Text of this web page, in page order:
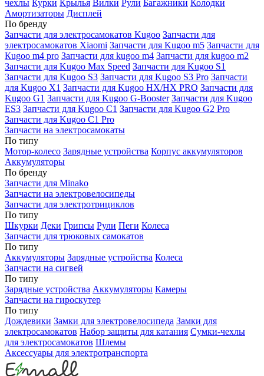
чехлы Курки Крылья Вилки Рули Багажники Колодки
Амортизаторы Дисплей
По бренду
Запчасти для электросамокатов Kugoo Запчасти для
электросамокатов Xiaomi Запчасти для Kugoo m5 Запчасти для
Кugoo m4 pro Запчасти для kugoo m4 Запчасти для kugoo m2
Запчасти для Kugoo Max Speed Запчасти для Kugoo S1
Запчасти для Kugoo S3 Запчасти для Kugoo S3 Pro Запчасти
для Kugoo X1 Запчасти для Kugoo HX/HX PRO Запчасти для
Kugoo G1 Запчасти для Kugoo G-Booster Запчасти для Kugoo
ES3 Запчасти для Kugoo C1 Запчасти для Kugoo G2 Pro
Запчасти для Kugoo C1 Pro
Запчасти на электросамокаты
По типу
Мотор-колесо Зарядные устройства Корпус аккумуляторов
Аккумуляторы
По бренду
Запчасти для Minako
Запчасти на электровелосипеды
Запчасти для электротрициклов
По типу
Шкурки Деки Грипсы Рули Пеги Колеса
Запчасти для трюковых самокатов
По типу
Аккумуляторы Зарядные устройства Колеса
Запчасти на сигвей
По типу
Зарядные устройства Аккумуляторы Камеры
Запчасти на гироскутер
По типу
Дождевики Замки для электровелосипеда Замки для
электросамокатов Набор защиты для катания Сумки-чехлы
для электросамокатов Шлемы
Аксессуары для электротранспорта